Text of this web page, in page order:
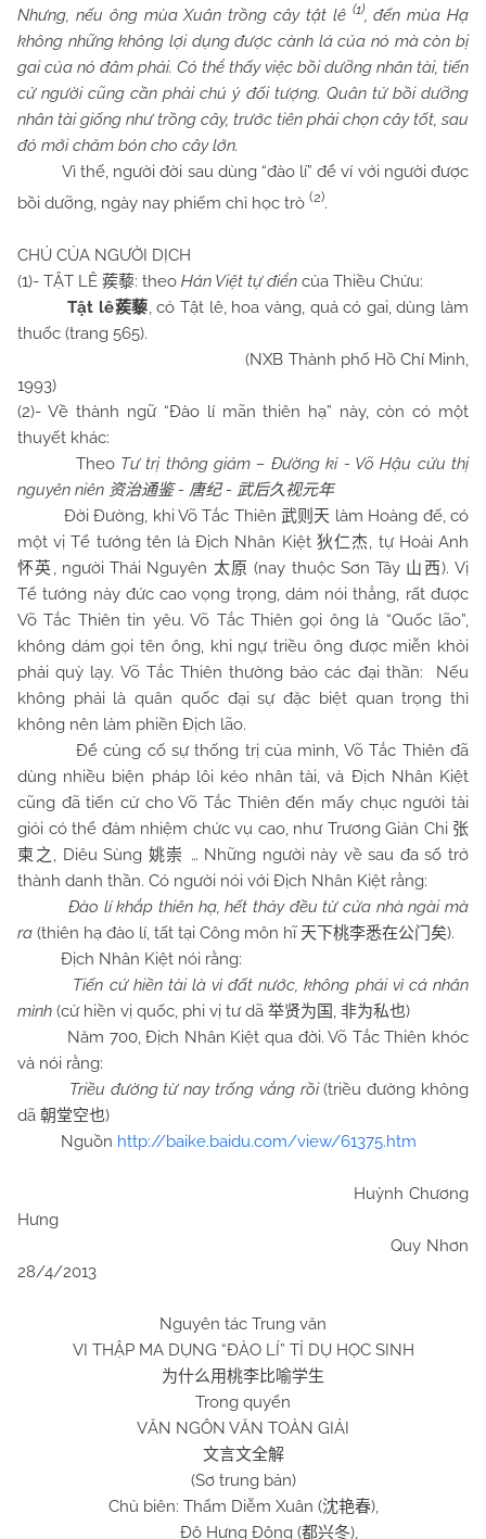
Nhưng, nếu ông mùa Xuân trồng cây tật lê (1), đến mùa Hạ
không những không lợi dụng được cành lá của nó mà còn bị
gai của nó đâm phải. Có thể thấy việc bồi dưỡng nhân tài, tiến
cử người cũng cần phải chú ý đối tượng. Quân tử bồi dưỡng
nhân tài giống như trồng cây, trước tiên phải chọn cây tốt, sau
đó mới chăm bón cho cây lớn.
Vì thế, người đời sau dùng “đào lí” để ví với người được
bồi dưỡng, ngày nay phiếm chỉ học trò (2).
CHÚ CỦA NGƯỜI DỊCH
(1)- TẬT LÊ 蒺藜: theo Hán Việt tự điển của Thiều Chửu:
Tật lê蒺藜, cỏ Tật lê, hoa vàng, quả có gai, dùng làm
thuốc (trang 565).
(NXB Thành phố Hồ Chí Minh,
1993)
(2)- Về thành ngữ “Đào lí mãn thiên hạ” này, còn có một
thuyết khác:
Theo Tư trị thông giám – Đường kỉ - Võ Hậu cửu thị
nguyên niên 资治通鉴- 唐纪- 武后久视元年
Đời Đường, khi Võ Tắc Thiên 武则天 làm Hoàng đế, có
một vị Tể tướng tên là Địch Nhân Kiệt 狄仁杰, tự Hoài Anh
怀英, người Thái Nguyên 太原 (nay thuộc Sơn Tây 山西). Vị
Tể tướng này đức cao vọng trọng, dám nói thẳng, rất được
Võ Tắc Thiên tin yêu. Võ Tắc Thiên gọi ông là “Quốc lão”,
không dám gọi tên ông, khi ngự triều ông được miễn khỏi
phải quỳ lạy. Võ Tắc Thiên thường bảo các đại thần: Nếu
không phải là quân quốc đại sự đặc biệt quan trọng thì
không nên làm phiền Địch lão.
Để củng cố sự thống trị của mình, Võ Tắc Thiên đã
dùng nhiều biện pháp lôi kéo nhân tài, và Địch Nhân Kiệt
cũng đã tiến cử cho Võ Tắc Thiên đến mấy chục người tài
giỏi có thể đảm nhiệm chức vụ cao, như Trương Giản Chi 张
柬之 , Diêu Sùng 姚崇
… Những người này về sau đa số trở
thành danh thần. Có người nói với Địch Nhân Kiệt rằng:
Đào lí khắp thiên hạ, hết thảy đều từ cửa nhà ngài mà
ra (thiên hạ đào lí, tất tại Công môn hĩ 天下桃李悉在公门矣).
Địch Nhân Kiệt nói rằng:
Tiến cử hiền tài là vì đất nước, không phải vì cá nhân
mình (cử hiền vị quốc, phi vị tư dã 举贤为国 , 非为私也)
Năm 700, Địch Nhân Kiệt qua đời. Võ Tắc Thiên khóc
và nói rằng:
Triều đường từ nay trống vắng rồi(triều đường không
dã 朝堂空也)
Nguồn http://baike.baidu.com/view/61375.htm
Huỳnh Chương
Hưng
Quy Nhơn
28/4/2013
Nguyên tác Trung văn
VI THẬP MA DỤNG “ĐÀO LÍ” TỈ DỤ HỌC SINH
为什么用桃李比喻学生
Trong quyển
VĂN NGÔN VĂN TOÀN GIẢI
文言文全解
(Sơ trung bản)
Chủ biên: Thẩm Diễm Xuân (沈艳春),
Đô Hưng Đông (都兴冬),